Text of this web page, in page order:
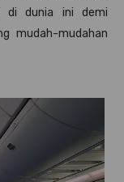
di dunia ini demi
mudah-mudahan